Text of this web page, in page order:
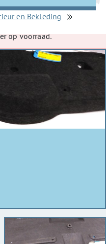
en Bekleding
op voorraad.